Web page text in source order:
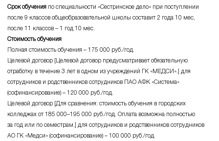
Срок обучения по специальности «Сестринское дело» при поступлении
после 9 классов общеобразовательной школы составит 2 года 10 мес,
после 11 классов – 1 год 10 мес.
Стоимость обучения
Полная стоимость обучения – 175 000 руб./год.
Целевой договор [Целевой договор предусматривает обязательную
отработку в течение 3 лет в одном из учреждений ГК «МЕДСИ».] для
сотрудников и родственников сотрудников ПАО АФК «Система»
(софинансирование) – 120 000 руб./год.
Целевой договор [Для сравнения: стоимость обучения в городских
колледжах от 185 000–195 000 руб./год. Оплата возможна полностью
за год или по семестрам.] для сотрудников и родственников сотрудников
АО ГК «Медси» (софинансирование) – 100 000 руб./год.